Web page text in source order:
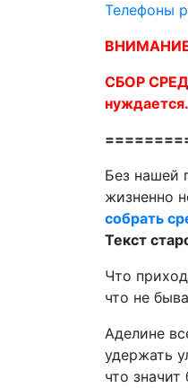
Телефоны
СБОР
нуждается.
Без нашей
жизненно
собрать
Текст
Что
что не
Аделине
удержать
что